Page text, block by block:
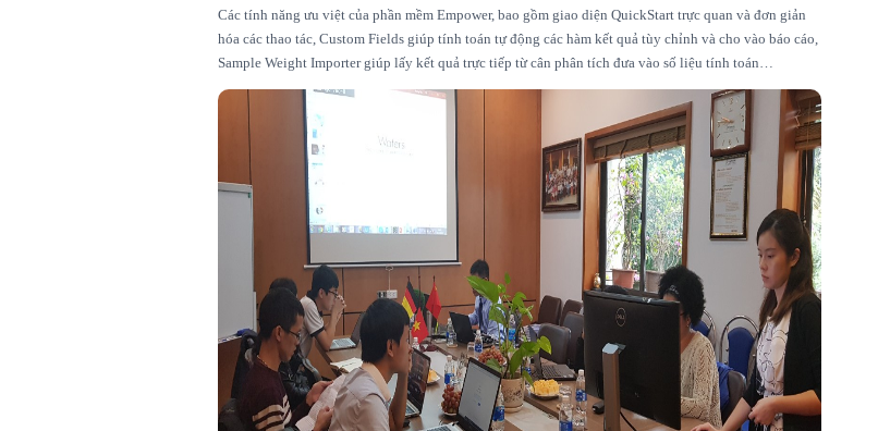
Các tính năng ưu việt của phần mềm Empower, bao gồm giao diện QuickStart trực quan và đơn giản
hóa các thao tác, Custom Fields giúp tính toán tự động các hàm kết quả tùy chỉnh và cho vào báo cáo,
Sample Weight Importer giúp lấy kết quả trực tiếp từ cân phân tích đưa vào số liệu tính toán…